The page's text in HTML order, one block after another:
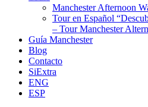
Manchester Afternoon
Tour en Español
– Tour Manchester
Guía Manchester
Blog
Contacto
SiExtra
ENG
ESP